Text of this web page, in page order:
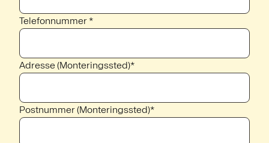
Telefonnummer *
Adresse (Monteringssted)*
Postnummer (Monteringssted)*